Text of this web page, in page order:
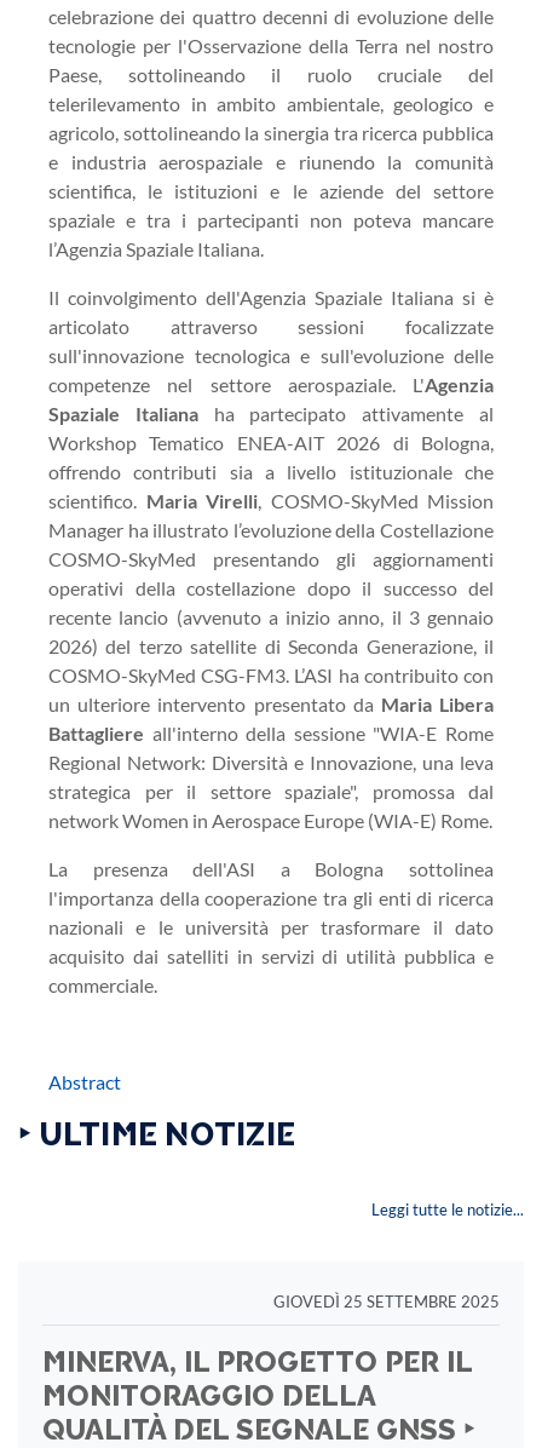
celebrazione dei quattro decenni di evoluzione delle
tecnologie per l'Osservazione della Terra nel nostro
Paese, sottolineando il ruolo cruciale del
telerilevamento in ambito ambientale, geologico e
agricolo, sottolineando la sinergia tra ricerca pubblica
e industria aerospaziale e riunendo la comunità
scientifica, le istituzioni e le aziende del settore
spaziale e tra i partecipanti non poteva mancare
l’Agenzia Spaziale Italiana.
Il coinvolgimento dell'Agenzia Spaziale Italiana si è
articolato attraverso sessioni focalizzate
sull'innovazione tecnologica e sull'evoluzione delle
competenze nel settore aerospaziale. L'Agenzia
Spaziale Italianaha partecipato attivamente al
Workshop Tematico ENEA-AIT 2026 di Bologna,
offrendo contributi sia a livello istituzionale che
scientifico. Maria Virelli, COSMO-SkyMed Mission
Manager ha illustrato l’evoluzione della Costellazione
COSMO-SkyMed presentando gli aggiornamenti
operativi della costellazione dopo il successo del
recente lancio (avvenuto a inizio anno, il 3 gennaio
2026) del terzo satellite di Seconda Generazione, il
COSMO-SkyMed CSG-FM3. L’ASI ha contribuito con
un ulteriore intervento presentato da Maria Libera
Battagliere all'interno della sessione "WIA-E Rome
Regional Network: Diversità e Innovazione, una leva
strategica per il settore spaziale", promossa dal
network Women in Aerospace Europe (WIA-E) Rome.
La presenza dell'ASI a Bologna sottolinea
l'importanza della cooperazione tra gli enti di ricerca
nazionali e le università per trasformare il dato
acquisito dai satelliti in servizi di utilità pubblica e
commerciale.
Abstract
‣ ULTIME NOTIZIE
Leggi tutte le notizie...
GIOVEDÌ 25 SETTEMBRE 2025
MINERVA, IL PROGETTO PER IL
MONITORAGGIO DELLA
QUALITÀ DEL SEGNALE GNSS ‣